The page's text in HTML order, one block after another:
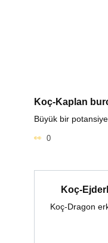
Koç-Kaplan
Büyük bir
0
Koç-
Koç-Dragon